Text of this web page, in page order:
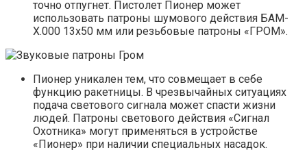
точно отпугнет. Пистолет Пионер может
использовать патроны шумового действия БАМ-
Х.000 13х50 мм или резьбовые патроны «ГРОМ».
Пионер уникален тем, что совмещает в себе
функцию ракетницы. В чрезвычайных ситуациях
подача светового сигнала может спасти жизни
людей. Патроны светового действия «Сигнал
Охотника» могут применяться в устройстве
«Пионер» при наличии специальных насадок.